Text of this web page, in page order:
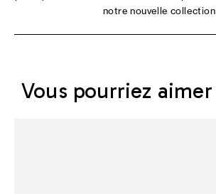
notre nouvelle collection
Vous pourriez aimer